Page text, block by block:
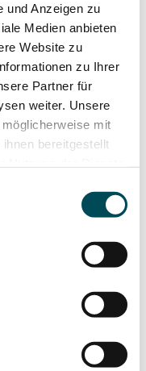
und Anzeigen zu
Medien anbieten
Website zu
zu Ihrer
Partner für
weiter. Unsere
mit
bereitgestellt